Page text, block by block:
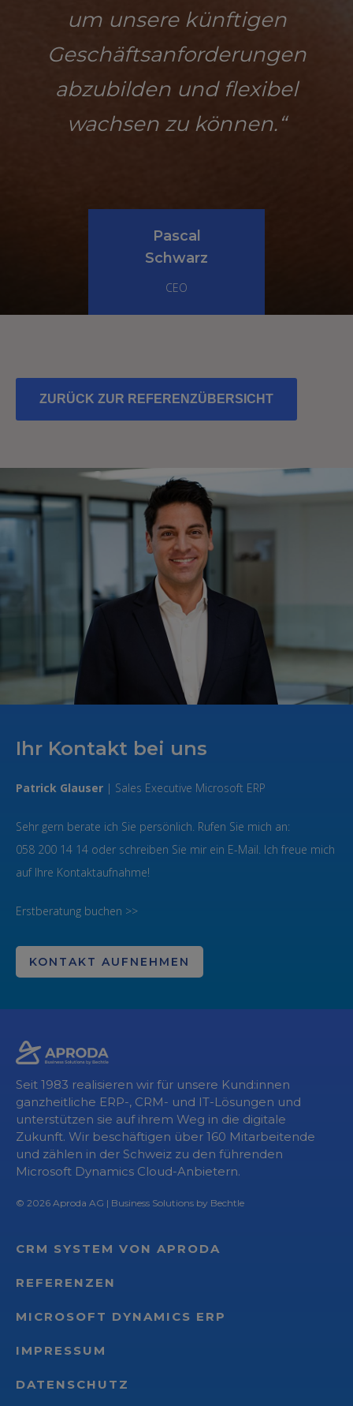
Pascal
Schwarz
CEO
um unsere künftigen
Geschäftsanforderungen
abzubilden und flexibel
wachsen zu können.“
ZURÜCK ZUR REFERENZÜBERSICHT
Ihr Kontakt bei uns
Patrick Glauser | Sales Executive Microsoft ERP
Sehr gern berate ich Sie persönlich. Rufen Sie mich an:
058 200 14 14 oder schreiben Sie mir ein E-Mail. Ich freue mich
auf Ihre Kontaktaufnahme!
Erstberatung buchen >>
KONTAKT AUFNEHMEN
Seit 1983 realisieren wir für unsere Kund:innen
ganzheitliche ERP-, CRM- und IT-Lösungen und
unterstützen sie auf ihrem Weg in die digitale
Zukunft. Wir beschäftigen über 160 Mitarbeitende
und zählen in der Schweiz zu den führenden
Microsoft Dynamics Cloud-Anbietern.
© 2026 Aproda AG | Business Solutions by Bechtle
CRM SYSTEM VON APRODA
REFERENZEN
MICROSOFT DYNAMICS ERP
IMPRESSUM
DATENSCHUTZ